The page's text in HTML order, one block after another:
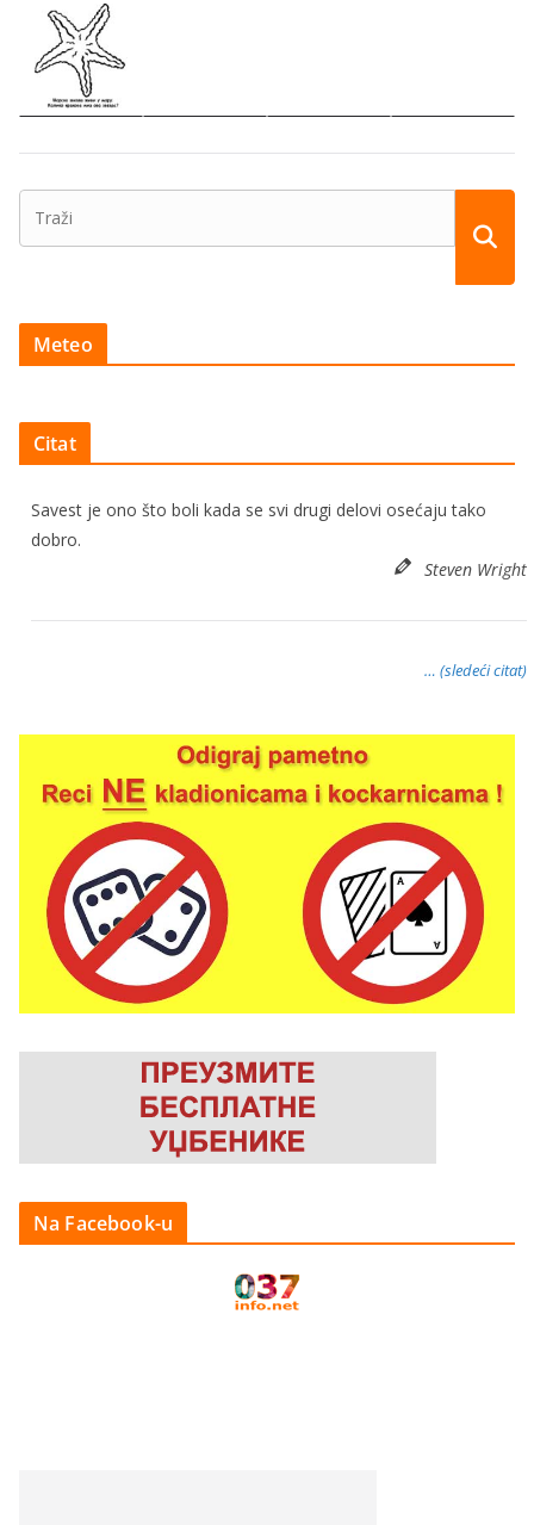
Meteo
Citat
Savest je ono što boli kada se svi drugi delovi osećaju tako
dobro.
Steven Wright
… (sledeći citat)
Na Facebook-u